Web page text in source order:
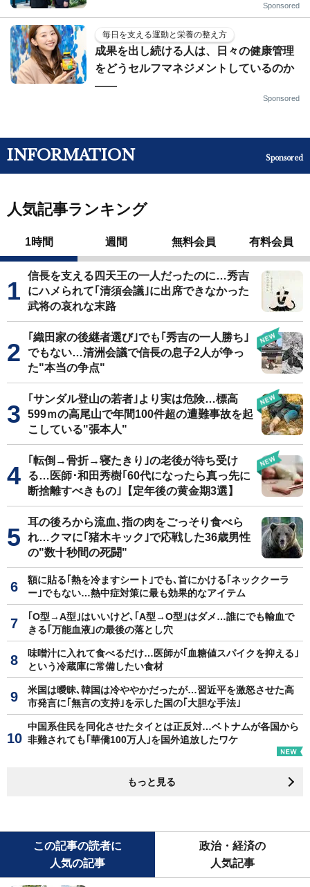
Sponsored
毎日を支える運動と栄養の整え方
成果を出し続ける人は、日々の健康管理
をどうセルフマネジメントしているのか
——
Sponsored
INFORMATION Sponsored
人気記事ランキング
1時間 週間 無料会員 有料会員
信長を支える四天王の一人だったのに…秀吉
にハメられて｢清須会議｣に出席できなかった
武将の哀れな末路
｢織田家の後継者選び｣でも｢秀吉の一人勝ち｣
でもない…清洲会議で信長の息子2人が争っ
た"本当の争点"
｢サンダル登山の若者｣より実は危険…標高
599ｍの高尾山で年間100件超の遭難事故を起
こしている"張本人"
｢転倒→骨折→寝たきり｣の老後が待ち受け
る…医師･和田秀樹｢60代になったら真っ先に
断捨離すべきもの｣【定年後の黄金期3選】
耳の後ろから流血､指の肉をごっそり食べら
れ…クマに｢猪木キック｣で応戦した36歳男性
の"数十秒間の死闘"
額に貼る｢熱を冷ますシート｣でも､首にかける｢ネッククーラ
ー｣でもない…熱中症対策に最も効果的なアイテム
｢O型→A型｣はいいけど､｢A型→O型｣はダメ…誰にでも輸血で
きる｢万能血液｣の最後の落とし穴
味噌汁に入れて食べるだけ…医師が｢血糖値スパイクを抑える｣
という冷蔵庫に常備したい食材
米国は曖昧､韓国は冷ややかだったが…習近平を激怒させた高
市発言に｢無言の支持｣を示した国の｢大胆な手法｣
中国系住民を同化させたタイとは正反対…ベトナムが各国から
非難されても｢華僑100万人｣を国外追放したワケ
もっと見る
この記事の読者に
人気の記事
政治・経済の
人気記事